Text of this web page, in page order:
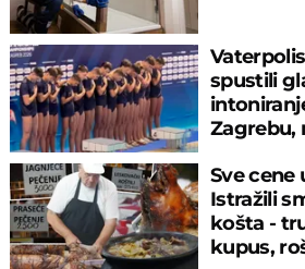
spustili
Zagrebu,
Sve cene
Istražili
košta -
kupus,